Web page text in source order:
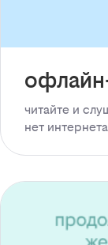
читайте и
нет интернета